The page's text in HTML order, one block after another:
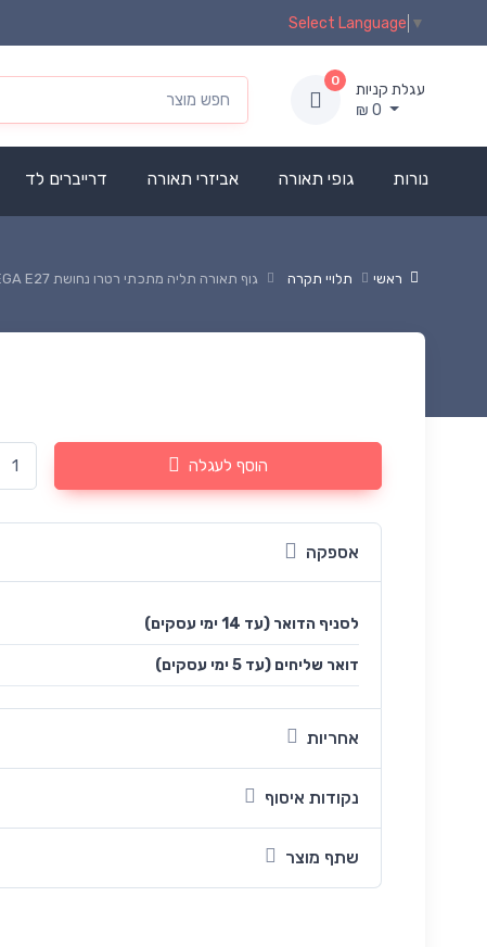
Select Language ▼
0
עגלת קניות
₪ 0
נורות גופי תאורה אביזרי תאורה דרייברים לד
ראשי תלויי תקרה גוף תאורה תליה מתכתי רטרו נחושת OMEGA E27
הוסף לעגלה
אספקה
לסניף הדואר (עד 14 ימי עסקים)
(עד 5 ימי עסקים) דואר שליחים
אחריות
נקודות איסוף
שתף מוצר